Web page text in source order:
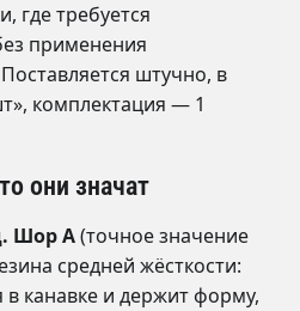
где требуется
применения
штучно, в
комплектация — 1
они значат
Шор А(точное значение
средней жёсткости:
канавке и держит форму,